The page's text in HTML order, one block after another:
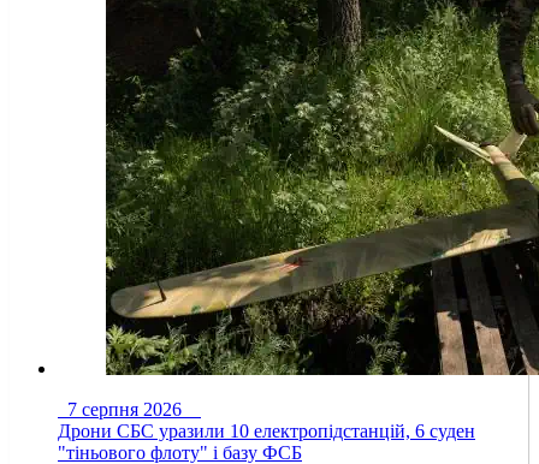
7 серпня 2026
Дрони СБС уразили 10 електропідстанцій, 6 суден
"тіньового флоту" і базу ФСБ